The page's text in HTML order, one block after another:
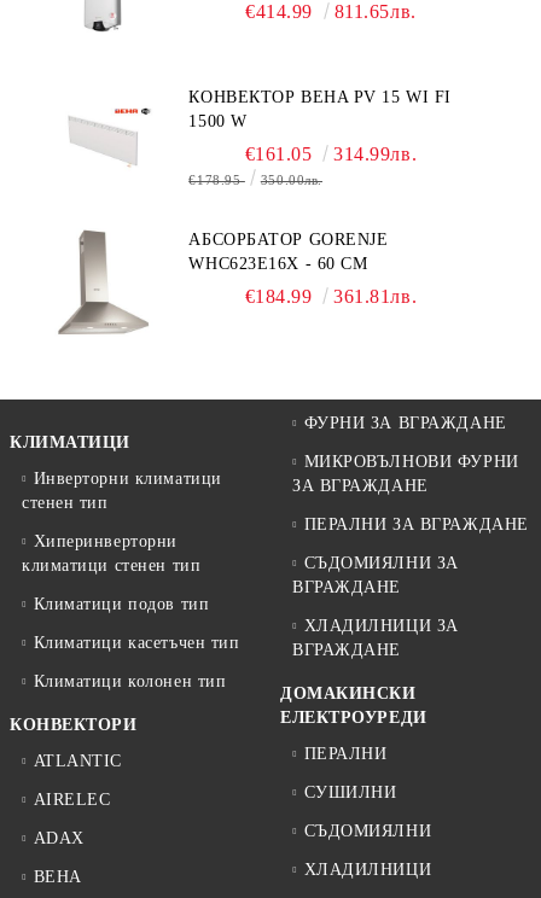
€414.99 811.65лв.
КОНВЕКТОР BEHA PV 15 WI FI
1500 W
€161.05 314.99лв.
€178.95 350.00лв.
АБСОРБАТОР GORENJE
WHC623E16X - 60 СМ
€184.99 361.81лв.
КЛИМАТИЦИ
Инверторни климатици
стенен тип
Хиперинверторни
климатици стенен тип
Климатици подов тип
Климатици касетъчен тип
Климатици колонен тип
КОНВЕКТОРИ
ATLANTIC
AIRELEC
ADAX
BEHA
ФУРНИ ЗА ВГРАЖДАНЕ
МИКРОВЪЛНОВИ ФУРНИ
ЗА ВГРАЖДАНЕ
ПЕРАЛНИ ЗА ВГРАЖДАНЕ
СЪДОМИЯЛНИ ЗА
ВГРАЖДАНЕ
ХЛАДИЛНИЦИ ЗА
ВГРАЖДАНЕ
ДОМАКИНСКИ
ЕЛЕКТРОУРЕДИ
ПЕРАЛНИ
СУШИЛНИ
СЪДОМИЯЛНИ
ХЛАДИЛНИЦИ